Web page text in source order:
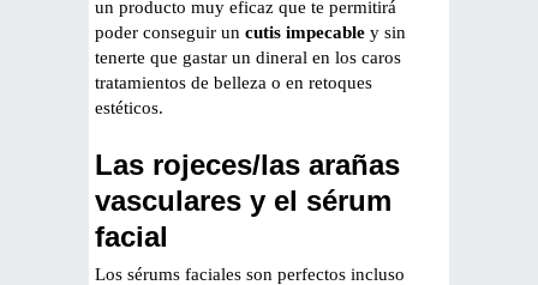
un producto muy eficaz que te permitirá
poder conseguir un cutis impecable y sin
tenerte que gastar un dineral en los caros
tratamientos de belleza o en retoques
estéticos.
Las rojeces/las arañas
vasculares y el sérum
facial
Los sérums faciales son perfectos incluso